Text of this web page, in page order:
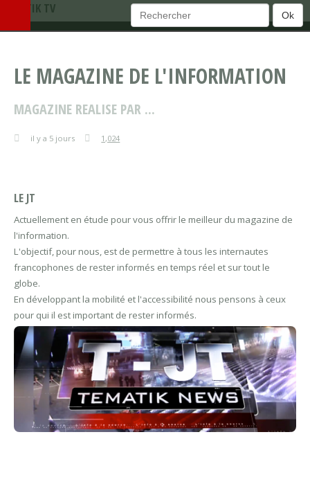
TEMATIK TV
LE MAGAZINE DE L'INFORMATION
MAGAZINE REALISE PAR ...
il y a 5 jours 1,024
LE JT
Actuellement en étude pour vous offrir le meilleur du magazine de
l'information.
L'objectif, pour nous, est de permettre à tous les internautes
francophones de rester informés en temps réel et sur tout le
globe.
En développant la mobilité et l'accessibilité nous pensons à ceux
pour qui il est important de rester informés.
Ok